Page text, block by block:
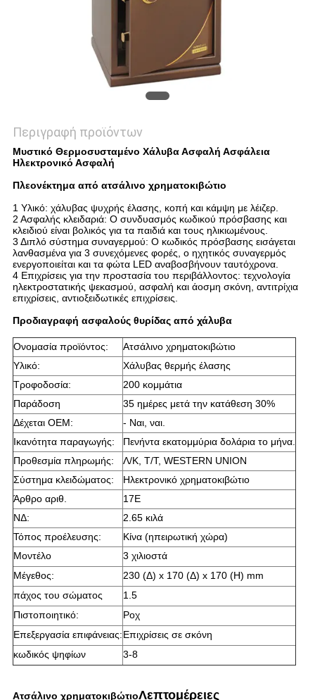
Περιγραφή προϊόντων
Μυστικό Θερμοσυσταμένο Χάλυβα Ασφαλή Ασφάλεια
Ηλεκτρονικό Ασφαλή
Πλεονέκτημα από ατσάλινο χρηματοκιβώτιο
1 Υλικό: χάλυβας ψυχρής έλασης, κοπή και κάμψη με λέιζερ.
2 Ασφαλής κλειδαριά: Ο συνδυασμός κωδικού πρόσβασης και
κλειδιού είναι βολικός για τα παιδιά και τους ηλικιωμένους.
3 Διπλό σύστημα συναγερμού: Ο κωδικός πρόσβασης εισάγεται
λανθασμένα για 3 συνεχόμενες φορές, ο ηχητικός συναγερμός
ενεργοποιείται και τα φώτα LED αναβοσβήνουν ταυτόχρονα.
4 Επιχρίσεις για την προστασία του περιβάλλοντος: τεχνολογία
ηλεκτροστατικής ψεκασμού, ασφαλή και άοσμη σκόνη, αντιτρίχια
επιχρίσεις, αντιοξειδωτικές επιχρίσεις.
Προδιαγραφή ασφαλούς θυρίδας από χάλυβα
Ονομασία προϊόντος:
Ατσάλινο χρηματοκιβώτιο
Υλικό:
Χάλυβας θερμής έλασης
Τροφοδοσία:
200 κομμάτια
Παράδοση
35 ημέρες μετά την κατάθεση 30%
Δέχεται OEM:
- Ναι, ναι.
Ικανότητα παραγωγής:
Πενήντα εκατομμύρια δολάρια το μήνα.
Προθεσμία πληρωμής:
Λ/Κ, Τ/Τ, WESTERN UNION
Σύστημα κλειδώματος:
Ηλεκτρονικό χρηματοκιβώτιο
Άρθρο αριθ.
17Ε
ΝΔ:
2.65 κιλά
Τόπος προέλευσης:
Κίνα (ηπειρωτική χώρα)
Μοντέλο
3 χιλιοστά
Μέγεθος:
230 (Δ) x 170 (Δ) x 170 (Η) mm
πάχος του σώματος
1.5
Πιστοποιητικό:
Ροχ
Επεξεργασία επιφάνειας:Επιχρίσεις σε σκόνη
κωδικός ψηφίων
3-8
Ατσάλινο χρηματοκιβώτιοΛεπτομέρειες